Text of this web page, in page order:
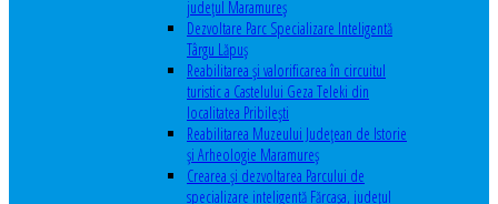
județul Maramureș
Dezvoltare Parc Specializare Inteligentă
Târgu Lăpuș
Reabilitarea și valorificarea în circuitul
turistic a Castelului Geza Teleki din
localitatea Pribilești
Reabilitarea Muzeului Județean de Istorie
și Arheologie Maramureș
Crearea și dezvoltarea Parcului de
specializare inteligentă Fărcașa, județul